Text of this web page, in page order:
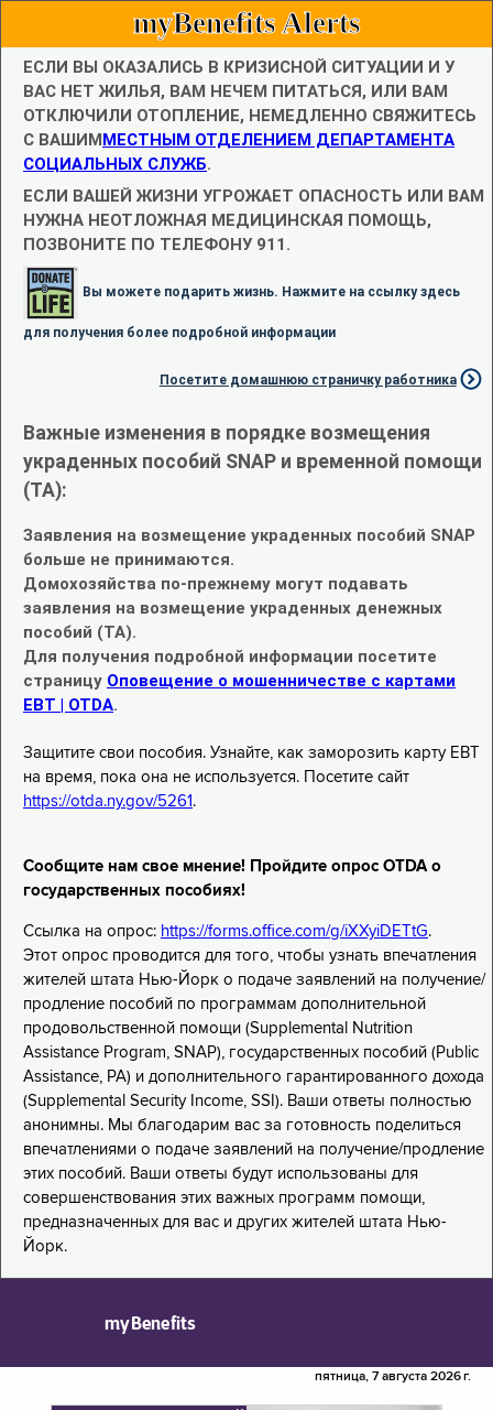
myBenefits Alerts
ЕСЛИ ВЫ ОКАЗАЛИСЬ В КРИЗИСНОЙ СИТУАЦИИ И У
ВАС НЕТ ЖИЛЬЯ, ВАМ НЕЧЕМ ПИТАТЬСЯ, ИЛИ ВАМ
ОТКЛЮЧИЛИ ОТОПЛЕНИЕ, НЕМЕДЛЕННО СВЯЖИТЕСЬ
С ВАШИММЕСТНЫМ ОТДЕЛЕНИЕМ ДЕПАРТАМЕНТА
СОЦИАЛЬНЫХ СЛУЖБ.
ЕСЛИ ВАШЕЙ ЖИЗНИ УГРОЖАЕТ ОПАСНОСТЬ ИЛИ ВАМ
НУЖНА НЕОТЛОЖНАЯ МЕДИЦИНСКАЯ ПОМОЩЬ,
ПОЗВОНИТЕ ПО ТЕЛЕФОНУ 911.
Вы можете подарить жизнь. Нажмите на ссылку здесь
для получения более подробной информации
Посетите домашнюю страничку работника
Важные изменения в порядке возмещения
украденных пособий SNAP и временной помощи
(TA):
Заявления на возмещение украденных пособий SNAP
больше не принимаются.
Домохозяйства по-прежнему могут подавать
заявления на возмещение украденных денежных
пособий (TA).
Для получения подробной информации посетите
страницу Оповещение о мошенничестве с картами
EBT | OTDA.
Защитите свои пособия. Узнайте, как заморозить карту EBT
на время, пока она не используется. Посетите сайт
https://otda.ny.gov/5261 .
Сообщите нам свое мнение! Пройдите опрос OTDA о
государственных пособиях!
Ссылка на опрос: https://forms.office.com/g/iXXyiDETtG.
Этот опрос проводится для того, чтобы узнать впечатления
жителей штата Нью-Йорк о подаче заявлений на получение/
продление пособий по программам дополнительной
продовольственной помощи (Supplemental Nutrition
Assistance Program, SNAP), государственных пособий (Public
Assistance, PA) и дополнительного гарантированного дохода
(Supplemental Security Income, SSI). Ваши ответы полностью
анонимны. Мы благодарим вас за готовность поделиться
впечатлениями о подаче заявлений на получение/продление
этих пособий. Ваши ответы будут использованы для
совершенствования этих важных программ помощи,
предназначенных для вас и других жителей штата Нью-
Йорк.
myBenefits
пятница, 7 августа 2026 г.